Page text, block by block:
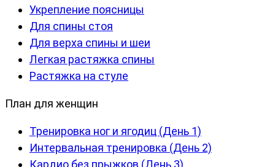
Укрепление поясницы
Для спины стоя
Для верха спины и шеи
Легкая растяжка спины
Растяжка на стуле
План для женщин
Тренировка ног и ягодиц (День 1)
Интервальная тренировка (День 2)
Кардио без прыжков (День 3)